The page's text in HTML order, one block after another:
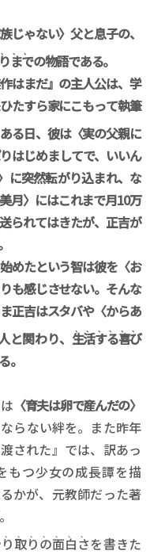
じゃない〉父と息子の、
まで
、、
の物語である。
はまだ』の主人公は、学
たすら家にこもって執筆
る日、彼は〈実の父親に
はじめましてで、いいん
に突然転がり込まれ、な
月〉にはこれまで月10万
られてはきたが、正吉が
めたという智は彼を〈お
も感じさせない。そんな
正吉はスタバや〈からあ
関わり、 生活する喜び
、、、、、、
。
〈育夫は卵で産んだの〉
らない絆を。また昨年
された』では、訳あっ
もつ少女の成長譚を描
かが、元教師だった著
取りの面白さ
、、、、、、、
を書きた